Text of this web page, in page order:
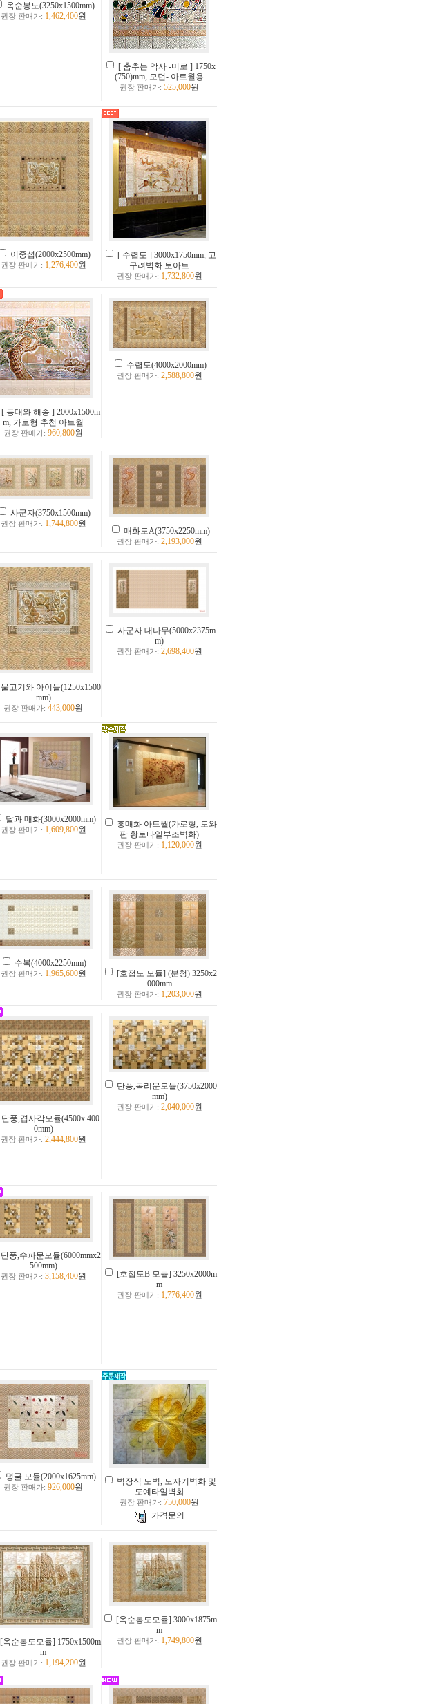
옥순봉도(3250x1500mm)
권장 판매가: 1,462,400원
[ 춤추는 악사 -미로 ] 1750x
(750)mm, 모던- 아트월용
권장 판매가:525,000원
이중섭(2000x2500mm)
권장 판매가: 1,276,400원
[ 수렵도 ] 3000x1750mm, 고
구려벽화 토아트
권장 판매가: 1,732,800원
[ 등대와 해송 ] 2000x1500m
m, 가로형 추천 아트월
권장 판매가:960,800원
수렵도(4000x2000mm)
권장 판매가: 2,588,800원
사군자(3750x1500mm)
권장 판매가: 1,744,800원
매화도A(3750x2250mm)
권장 판매가: 2,193,000원
물고기와 아이들(1250x1500
mm)
권장 판매가:443,000원
사군자 대나무(5000x2375m
m)
권장 판매가: 2,698,400원
달과 매화(3000x2000mm)
권장 판매가: 1,609,800원
홍매화 아트월(가로형, 토와
판 황토타일부조벽화)
권장 판매가: 1,120,000원
수복(4000x2250mm)
권장 판매가: 1,965,600원
[호접도 모듈] (분청) 3250x2
000mm
권장 판매가: 1,203,000원
단풍,겹사각모듈(4500x.400
0mm)
권장 판매가: 2,444,800원
단풍,목리문모듈(3750x2000
mm)
권장 판매가: 2,040,000원
단풍,수파문모듈(6000mmx2
500mm)
권장 판매가: 3,158,400원
[호접도B 모듈] 3250x2000m
m
권장 판매가: 1,776,400원
덩굴 모듈(2000x1625mm)
권장 판매가:926,000원
벽장식 도벽, 도자기벽화 및
도예타일벽화
권장 판매가:750,000원
가격문의
[옥순봉도모듈] 1750x1500m
m
권장 판매가: 1,194,200원
[옥순봉도모듈] 3000x1875m
m
권장 판매가: 1,749,800원